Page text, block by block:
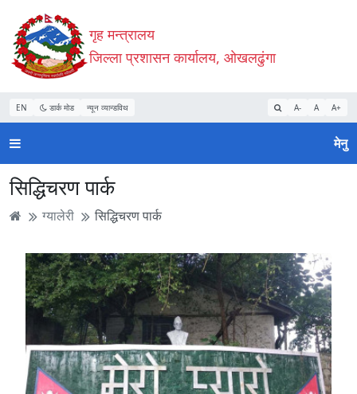
Accessibility
Mode
सुरु
गर्नुहोस्
सामाग्री
पढ्नुहाेस्
नेभिगेसन
पढ्नुहाेस्
वेबसाइट
खोजमा
जानुहोस्
गृह मन्त्रालय
जिल्ला प्रशासन कार्यालय, ओखलढुंगा
EN डार्क मोड न्यून व्यान्डविथ A- A A+
मेनु
सिद्धिचरण पार्क
ग्यालेरी सिद्धिचरण पार्क